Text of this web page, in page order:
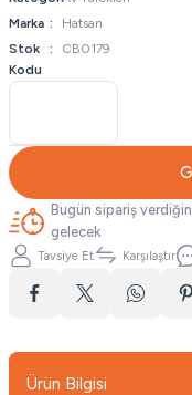
Marka
Hatsan
Stok
Kodu
CB0179
Bugün sipariş
gelecek
Tavsiye Et Karşılaştır
Ürün Bilgisi